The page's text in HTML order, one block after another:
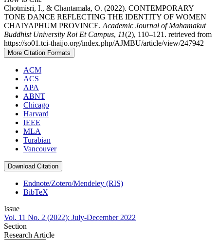
Chotmisri, I., & Chantamala, O. (2022). CONTEMPORARY
TONE DANCE REFLECTING THE IDENTITY OF WOMEN
CHAIYAPHUM PROVINCE. Academic Journal of Mahamakut
Buddhist University Roi Et Campus, 11(2), 110–121. retrieved from
https://so01.tci-thaijo.org/index.php/AJMBU/article/view/247942
More Citation Formats
ACM
ACS
APA
ABNT
Chicago
Harvard
IEEE
MLA
Turabian
Vancouver
Download Citation
Endnote/Zotero/Mendeley (RIS)
BibTeX
Issue
Vol. 11 No. 2 (2022): July-December 2022
Section
Research Article